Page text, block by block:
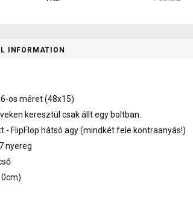
INFORMATION
os méret (48x15)
keresztül csak állt egy boltban.
- FlipFlop hátsó agy (mindkét fele kontraanyás!)
nyereg